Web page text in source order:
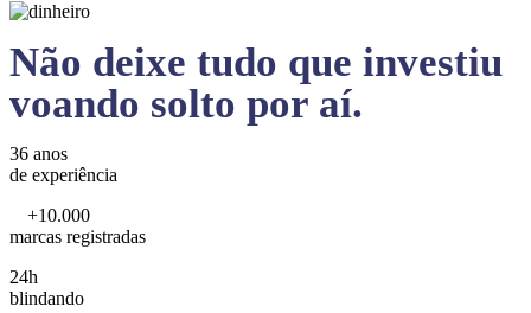
Não deixe tudo que investiu
voando solto por aí.
36 anos
de experiência
+10.000
marcas registradas
24h
blindando